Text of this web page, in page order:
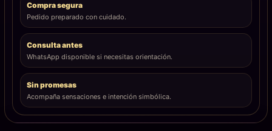
Compra segura
Pedido preparado con cuidado.
Consulta antes
WhatsApp disponible si necesitas orientación.
Sin promesas
Acompaña sensaciones e intención simbólica.